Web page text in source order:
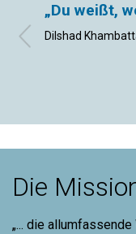
„Du weißt,
Dilshad
Die
„... die